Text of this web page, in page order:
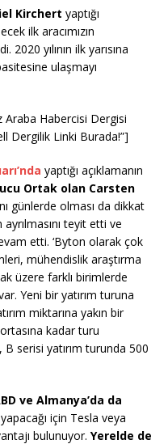
Kirchert yaptığı
ilk aracımızın
2020 yılının ilk yarısına
ulaşmayı
Araba Habercisi Dergisi
Dergilik Linki Burada!”]
yaptığı açıklamanın
Ortak olan Carsten
günlerde olması da dikkat
teyit etti ve
etti. ‘Byton olarak çok
mühendislik araştırma
üzere farklı birimlerde
Yeni bir yatırım turuna
miktarına yakın bir
kadar turu
B serisi yatırım turunda 500
ve Almanya’da da
için Tesla veya
bulunuyor. Yerelde de